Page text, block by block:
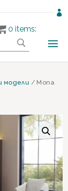

модели / Mona
0 items: